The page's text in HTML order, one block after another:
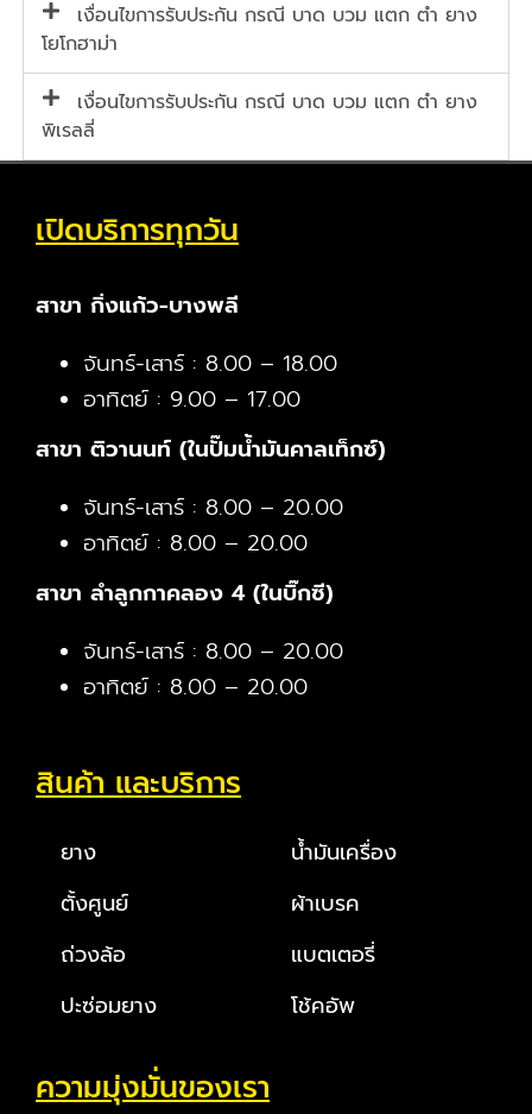
เงื่อนไขการรับประกัน กรณี บาด บวม แตก ตำ ยาง
โยโกฮาม่า
เงื่อนไขการรับประกัน กรณี บาด บวม แตก ตำ ยาง
พิเรลลี่
เปิดบริการทุกวัน
สาขา กิ่งแก้ว-บางพลี
จันทร์-เสาร์ : 8.00 – 18.00
อาทิตย์ : 9.00 – 17.00
สาขา ติวานนท์ (ในปั๊มน้ำมันคาลเท็กซ์)
จันทร์-เสาร์ : 8.00 – 20.00
อาทิตย์ : 8.00 – 20.00
สาขา ลำลูกกาคลอง 4 (ในบิ๊กซี)
จันทร์-เสาร์ : 8.00 – 20.00
อาทิตย์ : 8.00 – 20.00
สินค้า และบริการ
ยาง
ตั้งศูนย์
ถ่วงล้อ
ปะซ่อมยาง
น้ำมันเครื่อง
ผ้าเบรค
แบตเตอรี่
โช้คอัพ
ความมุ่งมั่นของเรา